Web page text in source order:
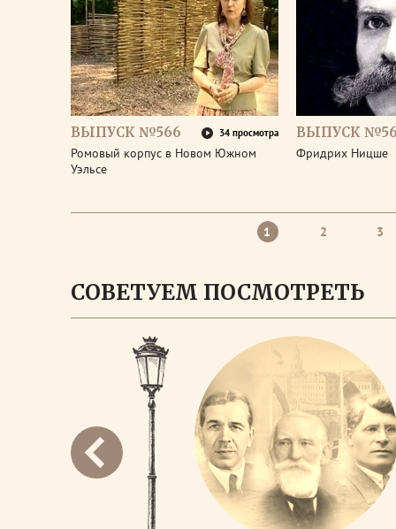
ВЫПУСК №566 34 просмотра
Ромовый корпус в Новом Южном
Уэльсе
ВЫПУСК
Фридрих Ницше
1 2 3
СОВЕТУЕМ ПОСМОТРЕТЬ